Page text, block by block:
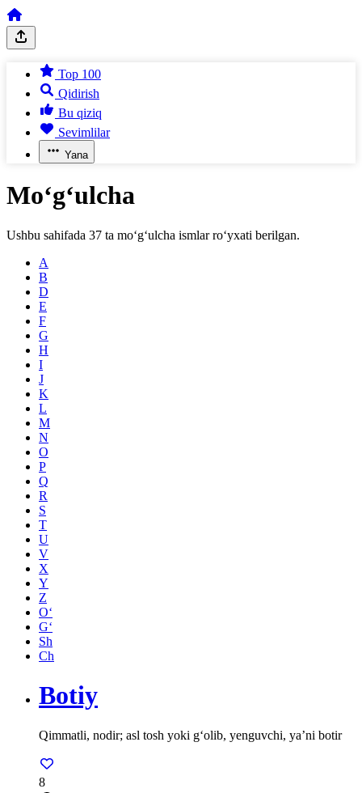
Top 100
Qidirish
Bu qiziq
Sevimlilar
Yana
Mo‘g‘ulcha
Ushbu sahifada 37 ta mo‘g‘ulcha ismlar ro‘yxati berilgan.
A
B
D
E
F
G
H
I
J
K
L
M
N
O
P
Q
R
S
T
U
V
X
Y
Z
O‘
G‘
Sh
Ch
Botiy
Qimmatli, nodir; asl tosh yoki g‘olib, yenguvchi, ya’ni botir
8